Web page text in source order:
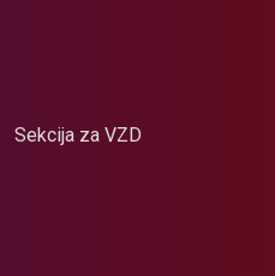
Sekcija za VZD